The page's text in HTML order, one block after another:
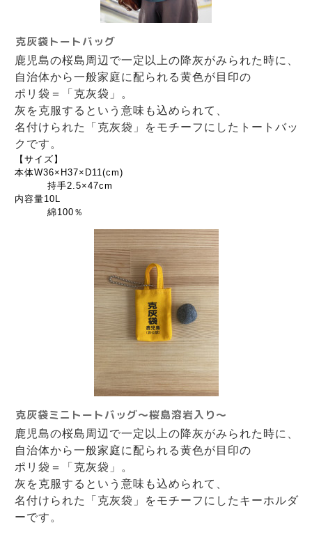
克灰袋トートバッグ
鹿児島の桜島周辺で一定以上の降灰がみられた時に、
自治体から一般家庭に配られる黄色が目印の
ポリ袋＝「克灰袋」。
灰を克服するという意味も込められて、
名付けられた「克灰袋」をモチーフにしたトートバッ
クです。
【サイズ】
本体W36×H37×D11(cm)
持手2.5×47cm
内容量10L
綿100％
克灰袋ミニトートバッグ〜桜島溶岩入り〜
鹿児島の桜島周辺で一定以上の降灰がみられた時に、
自治体から一般家庭に配られる黄色が目印の
ポリ袋＝「克灰袋」。
灰を克服するという意味も込められて、
名付けられた「克灰袋」をモチーフにしたキーホルダ
ーです。